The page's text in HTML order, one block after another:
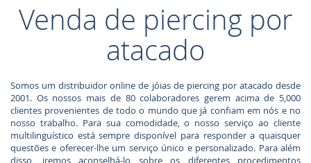
Venda de piercing por
atacado
Somos um distribuidor online de jóias de piercing por atacado desde
2001. Os nossos mais de 80 colaboradores gerem acima de 5,000
clientes provenientes de todo o mundo que já confiam em nós e no
nosso trabalho. Para sua comodidade, o nosso serviço ao cliente
multilinguístico está sempre disponível para responder a quaisquer
questões e oferecer-lhe um serviço único e personalizado. Para além
disso, iremos aconselhá-lo sobre os diferentes procedimentos